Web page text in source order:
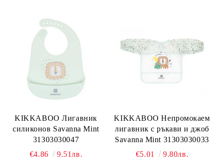
KIKKABOO Лигавник
силиконов Savanna Mint
31303030047
€4.86
9.51лв.
KIKKABOO Непромокаем
лигавник с ръкави и джоб
Savanna Mint 31303030033
€5.01
9.80лв.